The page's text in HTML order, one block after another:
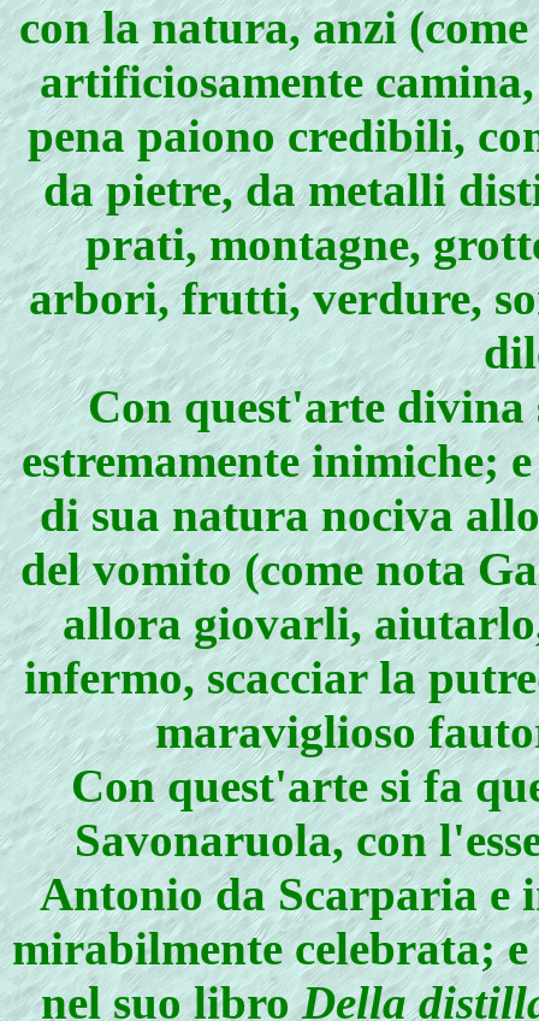
con la natura, anzi
artificiosamente
pena paiono credibili,
da pietre, da metalli
prati, montagne,
arbori, frutti, verdure,
Con quest'arte divina
estremamente inimiche;
di sua natura nociva
del vomito (come nota
allora giovarli,
infermo, scacciar la
maraviglioso
Con quest'arte si fa
Savonaruola, con
Antonio da Scarparia e
mirabilmente celebrata;
nel suo libroDella